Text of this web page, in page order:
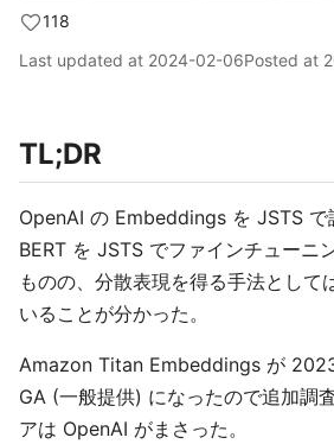
118
Last updated at 2024-02-06Posted at
TL;DR
OpenAI の Embeddings を JSTS で
BERT を JSTS でファインチューニ
ものの、分散表現を得る手法として
いることが分かった。
Amazon Titan Embeddings が
GA (一般提供) になったので追加調
アは OpenAI がまさった。